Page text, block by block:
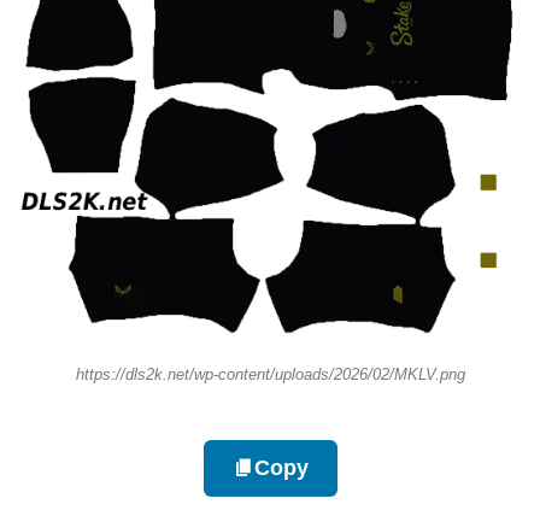
https://dls2k.net/wp-content/uploads/2026/02/MKLV.png
Copy